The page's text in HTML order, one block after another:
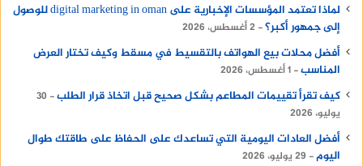
لماذا تعتمد المؤسسات الإخبارية على digital marketing in oman للوصول
إلى جمهور أكبر؟ 2 أغسطس، 2026
أفضل محلات بيع الهواتف بالتقسيط في مسقط وكيف تختار العرض
المناسب 1 أغسطس، 2026
كيف تقرأ تقييمات المطاعم بشكل صحيح قبل اتخاذ قرار الطلب
30
يوليو، 2026
أفضل العادات اليومية التي تساعدك على الحفاظ على طاقتك طوال
اليوم
29 يوليو، 2026